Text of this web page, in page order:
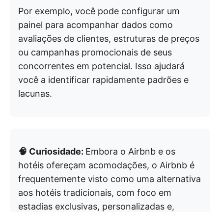
Por exemplo, você pode configurar um
painel para acompanhar dados como
avaliações de clientes, estruturas de preços
ou campanhas promocionais de seus
concorrentes em potencial. Isso ajudará
você a identificar rapidamente padrões e
lacunas.
🧠 Curiosidade: Embora o Airbnb e os
hotéis ofereçam acomodações, o Airbnb é
frequentemente visto como uma alternativa
aos hotéis tradicionais, com foco em
estadias exclusivas, personalizadas e,